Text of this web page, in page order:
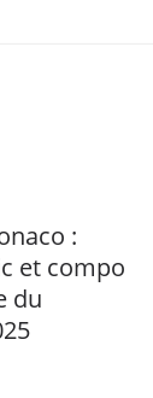
:
et compo
du